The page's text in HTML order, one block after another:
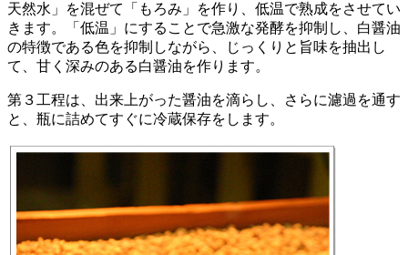
天然水」を混ぜて「もろみ」を作り、低温で熟成をさせてい
きます。「低温」にすることで急激な発酵を抑制し、白醤油
の特徴である色を抑制しながら、じっくりと旨味を抽出し
て、甘く深みのある白醤油を作ります。
第３工程は、出来上がった醤油を滴らし、さらに濾過を通す
と、瓶に詰めてすぐに冷蔵保存をします。